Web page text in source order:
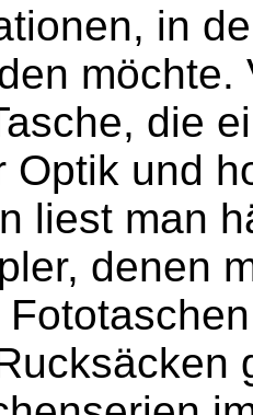
in
die
Optik und
liest man
denen